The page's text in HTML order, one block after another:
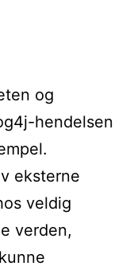
og
hendelsen
eksterne
veldig
verden,